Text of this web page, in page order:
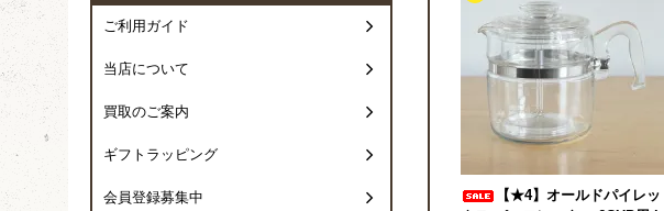
【★4】オールドパイレッ
ご利用ガイド
当店について
買取のご案内
ギフトラッピング
会員登録募集中